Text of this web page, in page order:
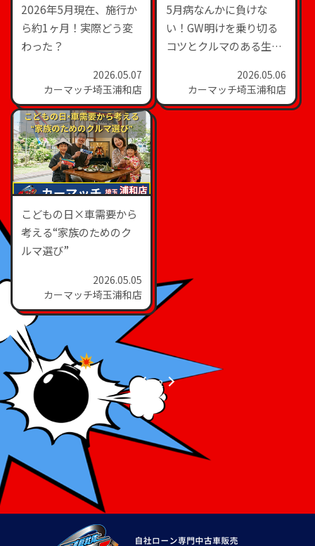
2026年5月現在、施行か
ら約1ヶ月！実際どう変
わった？
2026.05.07
カーマッチ埼玉浦和店
5月病なんかに負けな
い！GW明けを乗り切る
コツとクルマのある生活
2026.05.06
カーマッチ埼玉浦和店
こどもの日×車需要から
考える“家族のためのク
ルマ選び”
2026.05.05
カーマッチ埼玉浦和店
1 2